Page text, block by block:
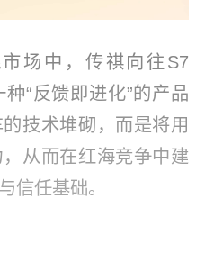
场中，传祺向往S7
“反馈即进化”的产品
技术堆砌，而是将用
从而在红海竞争中建
信任基础。